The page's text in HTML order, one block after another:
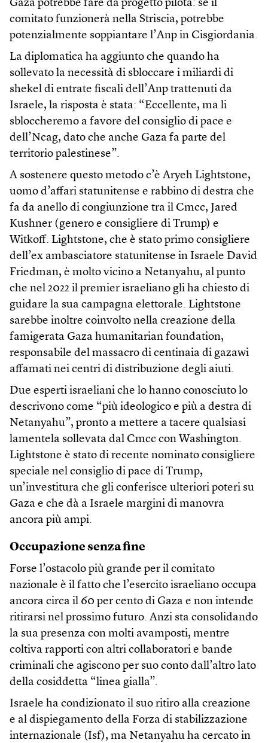
Gaza potrebbe fare da progetto pilota: se il
comitato funzionerà nella Striscia, potrebbe
potenzialmente soppiantare l’Anp in Cisgiordania.
La diplomatica ha aggiunto che quando ha
sollevato la necessità di sbloccare i miliardi di
shekel di entrate fiscali dell’Anp trattenuti da
Israele, la risposta è stata: “Eccellente, ma li
sbloccheremo a favore del consiglio di pace e
dell’Ncag, dato che anche Gaza fa parte del
territorio palestinese”.
A sostenere questo metodo c’è Aryeh Lightstone,
uomo d’affari statunitense e rabbino di destra che
fa da anello di congiunzione tra il Cmcc, Jared
Kushner (genero e consigliere di Trump) e
Witkoff. Lightstone, che è stato primo consigliere
dell’ex ambasciatore statunitense in Israele David
Friedman, è molto vicino a Netanyahu, al punto
che nel 2022 il premier israeliano gli ha chiesto di
guidare la sua campagna elettorale. Lightstone
sarebbe inoltre coinvolto nella creazione della
famigerata Gaza humanitarian foundation,
responsabile del massacro di centinaia di gazawi
affamati nei centri di distribuzione degli aiuti.
Due esperti israeliani che lo hanno conosciuto lo
descrivono come “più ideologico e più a destra di
Netanyahu”, pronto a mettere a tacere qualsiasi
lamentela sollevata dal Cmcc con Washington.
Lightstone è stato di recente nominato consigliere
speciale nel consiglio di pace di Trump,
un’investitura che gli conferisce ulteriori poteri su
Gaza e che dà a Israele margini di manovra
ancora più ampi.
Occupazione senza fine
Forse l’ostacolo più grande per il comitato
nazionale è il fatto che l’esercito israeliano occupa
ancora circa il 60 per cento di Gaza e non intende
ritirarsi nel prossimo futuro. Anzi sta consolidando
la sua presenza con molti avamposti, mentre
coltiva rapporti con altri collaboratori e bande
criminali che agiscono per suo conto dall’altro lato
della cosiddetta “linea gialla”.
Israele ha condizionato il suo ritiro alla creazione
e al dispiegamento della Forza di stabilizzazione
internazionale (Isf), ma Netanyahu ha cercato in